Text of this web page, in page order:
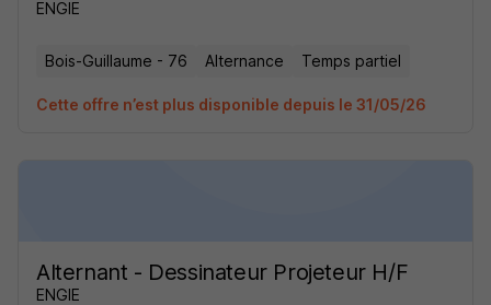
ENGIE
Bois-Guillaume - 76 Alternance Temps partiel
Cette offre n’est plus disponible depuis le 31/05/26
Alternant - Dessinateur Projeteur H/F
ENGIE